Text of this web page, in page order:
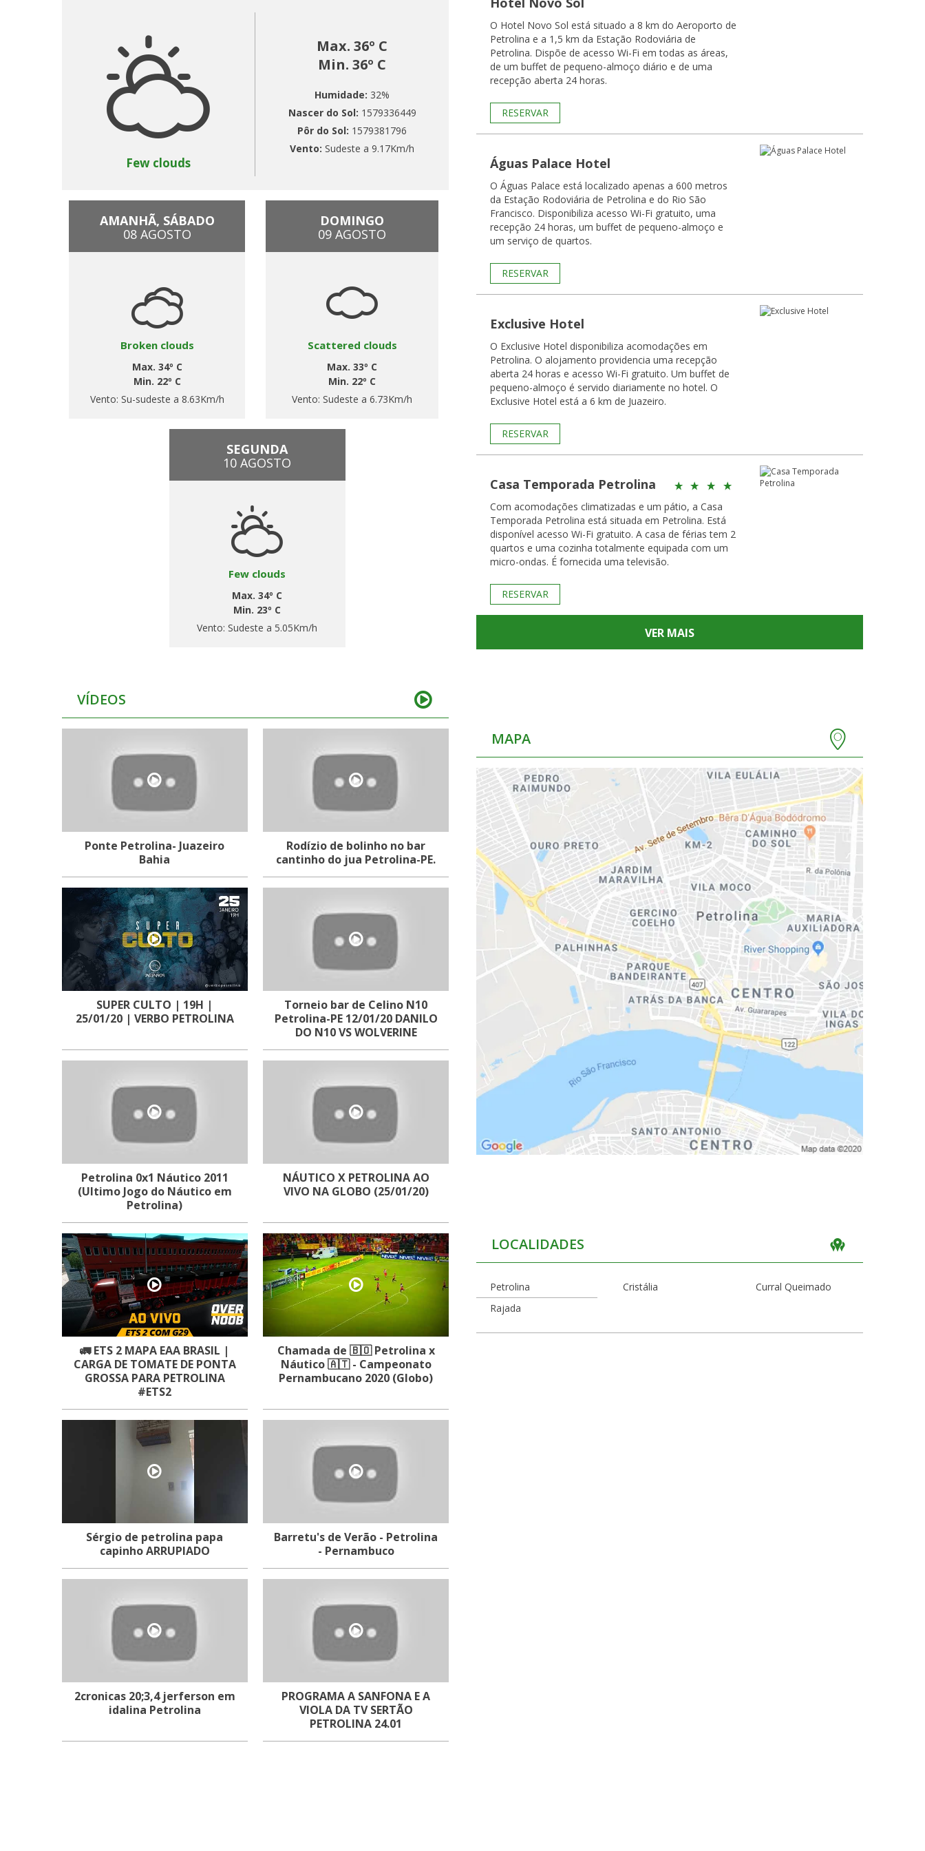
Few clouds
Max. 36º C
Min. 36º C
Humidade: 32%
Nascer do Sol: 1579336449
Pôr do Sol: 1579381796
Vento: Sudeste a 9.17Km/h
AMANHÃ, SÁBADO
08 AGOSTO
Broken clouds
Max. 34º C
Min. 22º C
Vento: Su-sudeste a 8.63Km/h
DOMINGO
09 AGOSTO
Scattered clouds
Max. 33º C
Min. 22º C
Vento: Sudeste a 6.73Km/h
SEGUNDA
10 AGOSTO
Few clouds
Max. 34º C
Min. 23º C
Vento: Sudeste a 5.05Km/h
VÍDEOS
Ponte Petrolina- Juazeiro
Bahia
Rodízio de bolinho no bar
cantinho do jua Petrolina-PE.
SUPER CULTO | 19H |
25/01/20 | VERBO PETROLINA
Torneio bar de Celino N10
Petrolina-PE 12/01/20 DANILO
DO N10 VS WOLVERINE
Petrolina 0x1 Náutico 2011
(Ultimo Jogo do Náutico em
Petrolina)
NÁUTICO X PETROLINA AO
VIVO NA GLOBO (25/01/20)
🚛 ETS 2 MAPA EAA BRASIL |
CARGA DE TOMATE DE PONTA
GROSSA PARA PETROLINA
#ETS2
Chamada de 🇧🇴 Petrolina x
Náutico 🇦🇹 - Campeonato
Pernambucano 2020 (Globo)
Sérgio de petrolina papa
capinho ARRUPIADO
Barretu's de Verão - Petrolina
- Pernambuco
2cronicas 20;3,4 jerferson em
idalina Petrolina
PROGRAMA A SANFONA E A
VIOLA DA TV SERTÃO
PETROLINA 24.01
O Hotel Novo Sol está situado a 8 km do Aeroporto de
Petrolina e a 1,5 km da Estação Rodoviária de
Petrolina. Dispõe de acesso Wi-Fi em todas as áreas,
de um buffet de pequeno-almoço diário e de uma
recepção aberta 24 horas.
RESERVAR
Águas Palace Hotel
O Águas Palace está localizado apenas a 600 metros
da Estação Rodoviária de Petrolina e do Rio São
Francisco. Disponibiliza acesso Wi-Fi gratuito, uma
recepção 24 horas, um buffet de pequeno-almoço e
um serviço de quartos.
RESERVAR
Exclusive Hotel
O Exclusive Hotel disponibiliza acomodações em
Petrolina. O alojamento providencia uma recepção
aberta 24 horas e acesso Wi-Fi gratuito. Um buffet de
pequeno-almoço é servido diariamente no hotel. O
Exclusive Hotel está a 6 km de Juazeiro.
RESERVAR
Casa Temporada Petrolina
Com acomodações climatizadas e um pátio, a Casa
Temporada Petrolina está situada em Petrolina. Está
disponível acesso Wi-Fi gratuito. A casa de férias tem 2
quartos e uma cozinha totalmente equipada com um
micro-ondas. É fornecida uma televisão.
RESERVAR
VER MAIS
MAPA
LOCALIDADES
Petrolina Cristália
Curral Queimado
Rajada